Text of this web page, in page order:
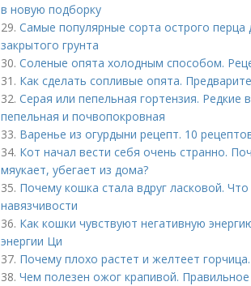
в новую подборку
29. Самые популярные сорта острого перца
закрытого грунта
30. Соленые опята холодным способом.
31. Как сделать сопливые опята.
32. Серая или пепельная гортензия. Редкие
пепельная и почвопокровная
33. Варенье из огурдыни рецепт. 10
34. Кот начал вести себя очень странно.
мяукает, убегает из дома?
35. Почему кошка стала вдруг ласковой.
навязчивости
36. Как кошки чувствуют негативную
энергии Ци
37. Почему плохо растет и желтеет
38. Чем полезен ожог крапивой.